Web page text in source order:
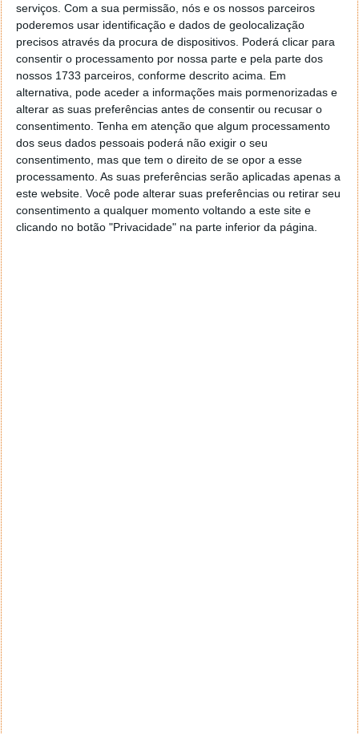
serviços. Com a sua permissão, nós e os nossos parceiros
poderemos usar identificação e dados de geolocalização
precisos através da procura de dispositivos. Poderá clicar para
consentir o processamento por nossa parte e pela parte dos
nossos 1733 parceiros, conforme descrito acima. Em
alternativa, pode aceder a informações mais pormenorizadas e
alterar as suas preferências antes de consentir ou recusar o
consentimento. Tenha em atenção que algum processamento
dos seus dados pessoais poderá não exigir o seu
consentimento, mas que tem o direito de se opor a esse
processamento. As suas preferências serão aplicadas apenas a
este website. Você pode alterar suas preferências ou retirar seu
consentimento a qualquer momento voltando a este site e
clicando no botão "Privacidade" na parte inferior da página.
smartphones vão chegar aos mercados da Europa
com o SoC Dimensity 9400 da MediaTek.
É com estes argumentos que a OPPO quer voltar a
conquistar os mercados na Europa, entre eles
Portugal, e outras regiões do globo. A concorrência é
forte nestas linhas de topo, mas os OPPO Find X8
vão certamente ter armas para se bater de forma
igual ou até superar o que está no mercado.
Este artigo tem mais de um ano